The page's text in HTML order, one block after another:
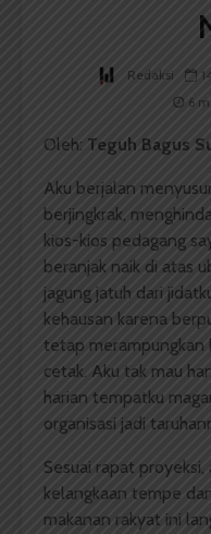
Redaksi
6
Oleh: Teguh Bagus
Aku berjalan
berjingkrak,
kios-kios pedagang
beranjak naik di atas
jagung jatuh dari
kehausan karena
tetap merampungkan
cetak. Aku tak mau
harian tempatku
organisasi jadi
Sesuai rapat
kelangkaan tempe
makanan rakyat ini